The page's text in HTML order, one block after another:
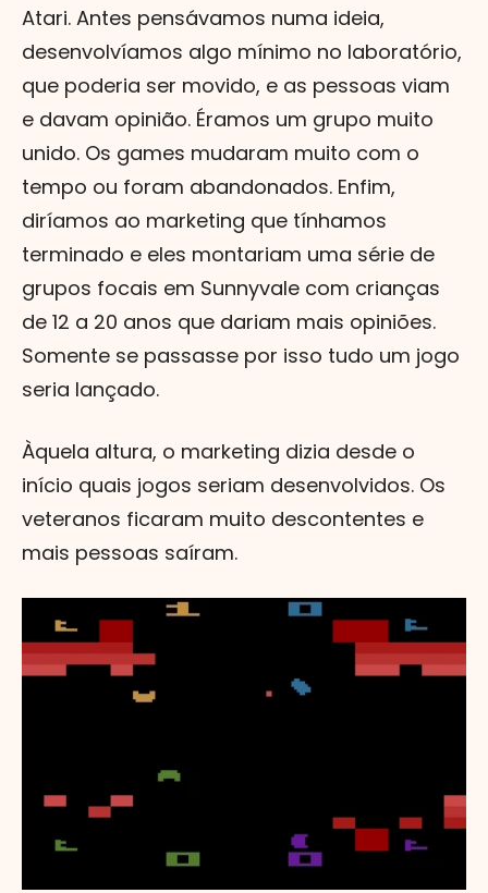
Atari. Antes pensávamos numa ideia,
desenvolvíamos algo mínimo no laboratório,
que poderia ser movido, e as pessoas viam
e davam opinião. Éramos um grupo muito
unido. Os games mudaram muito com o
tempo ou foram abandonados. Enfim,
diríamos ao marketing que tínhamos
terminado e eles montariam uma série de
grupos focais em Sunnyvale com crianças
de 12 a 20 anos que dariam mais opiniões.
Somente se passasse por isso tudo um jogo
seria lançado.
Àquela altura, o marketing dizia desde o
início quais jogos seriam desenvolvidos. Os
veteranos ficaram muito descontentes e
mais pessoas saíram.